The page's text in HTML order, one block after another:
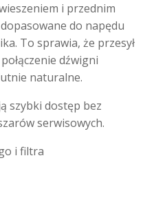
i przednim
do napędu
To sprawia, że przesył
dźwigni
naturalne.
szybki dostęp bez
serwisowych.
i filtra